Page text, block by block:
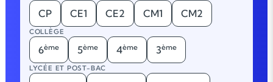
CP CE1 CE2 CM1 CM2
COLLÈGE
6ème 5ème 4ème 3ème
LYCÉE ET POST-BAC